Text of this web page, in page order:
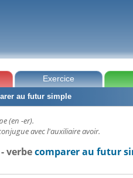
Exercice
au futur simple
(en -er).
avec l'auxiliaire avoir.
verbecomparer au futur